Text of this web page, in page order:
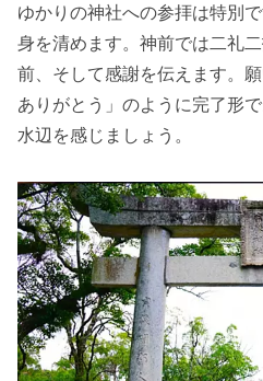
ゆかりの神社への参拝は特別
身を清めます。神前では二礼
前、そして感謝を伝えます。
ありがとう」のように完了形
水辺を感じましょう。